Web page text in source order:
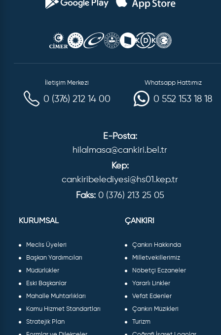
İletişim Merkezi
0 (376) 212 14 00
Whatsapp Hattımız
0 552 153 18 18
E-Posta:
hilalmasa@cankiri.bel.tr
Kep:
cankiribelediyesi@hs01.kep.tr
Faks: 0 (376) 213 25 05
KURUMSAL
Meclis Üyeleri
Başkan Yardımcıları
Müdürlükler
Eski Başkanlar
Mahalle Muhtarlıkları
Kamu Hizmet Standartları
Stratejik Plan
ÇANKIRI
Çankırı Hakkında
Milletvekillerimiz
Nöbetçi Eczaneler
Yararlı Linkler
Vefat Edenler
Çankırı Müzikleri
Turizm